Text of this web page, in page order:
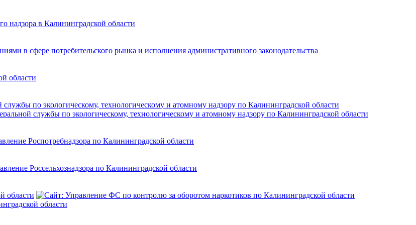
надзора в Калининградской области
в сфере потребительского рынка и исполнения административного законодательства
области
по экологическому, технологическому и атомному надзору по Калининградской области
области